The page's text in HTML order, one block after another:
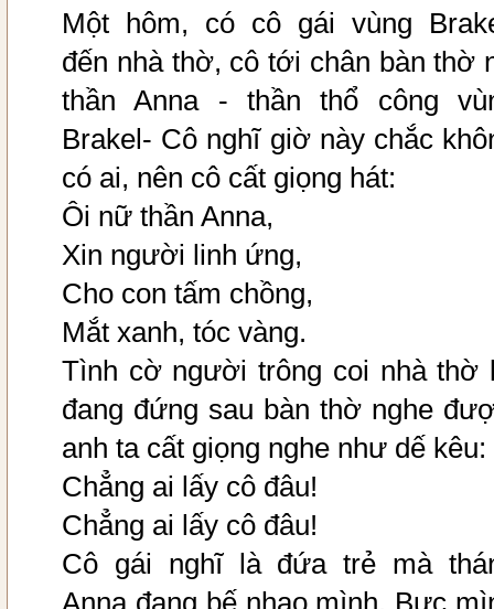
Một hôm, có cô gái vùng
đến nhà thờ, cô tới chân bàn thờ
thần Anna - thần thổ công
Brakel- Cô nghĩ giờ này chắc
có ai, nên cô cất giọng hát:
Ôi nữ thần Anna,
Xin người linh ứng,
Cho con tấm chồng,
Mắt xanh, tóc vàng.
Tình cờ người trông coi nhà thờ
đang đứng sau bàn thờ nghe
anh ta cất giọng nghe như dế kêu:
Chẳng ai lấy cô đâu!
Chẳng ai lấy cô đâu!
Cô gái nghĩ là đứa trẻ mà
Anna đang bế nhạo mình. Bực